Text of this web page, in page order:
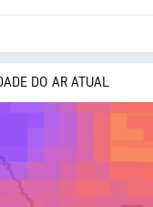
DO AR ATUAL